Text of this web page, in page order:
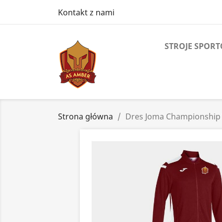
Kontakt z nami
STROJE
Strona główna Dres Joma Championship